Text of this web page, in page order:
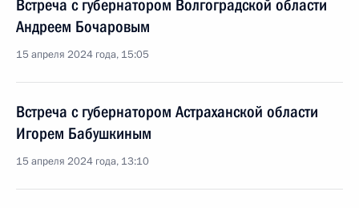
Встреча с губернатором Волгоградской области
Андреем Бочаровым
15 апреля 2024 года, 15:05
Встреча с губернатором Астраханской области
Игорем Бабушкиным
15 апреля 2024 года, 13:10